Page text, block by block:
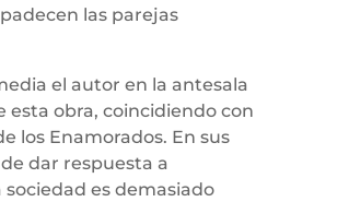
las parejas
el autor en la antesala
esta obra, coincidiendo con
los Enamorados. En sus
dar respuesta a
es demasiado